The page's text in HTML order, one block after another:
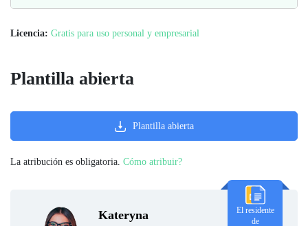
Licencia: Gratis para uso personal y empresarial
Kateryna
El residente
de
Plantilla abierta
Plantilla abierta
La atribución es obligatoria. Cómo atribuir?